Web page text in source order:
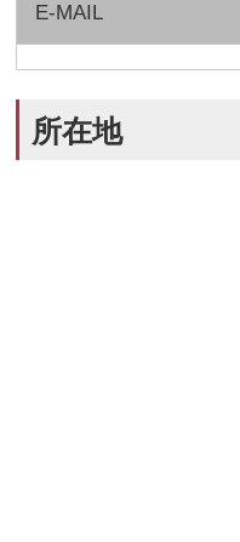
E-MAIL
所在地